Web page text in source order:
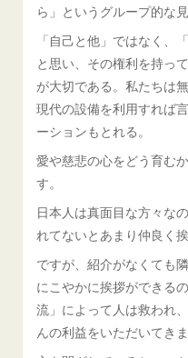
ら」というグループ的な
「自己と他」ではなく、
と思い、その権利を持っ
が大切である。私たちは
現代の設備を利用すれば
ーションもとれる。
愛や慈悲の心をどう育む
す。
日本人は真面目な方々な
れてないとあまり仲良く挨
ですが、紹介がなくても
にこやかに挨拶ができる
流」によって人は救われ
んの利益をいただいてきま